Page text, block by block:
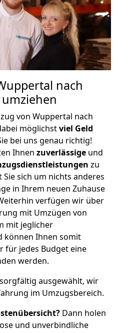
nach
von Wuppertal nach
möglichstviel Geld
bei uns genau richtig!
Ihnen zuverlässige und
zu
sich um nichts anderes
in Ihrem neuen Zuhause
verfügen wir über
mit Umzügen von
mit jeglicher
können Ihnen somit
für jedes Budget eine
werden.
ausgewählt, wir
im Umzugsbereich.
Dann holen
und unverbindliche